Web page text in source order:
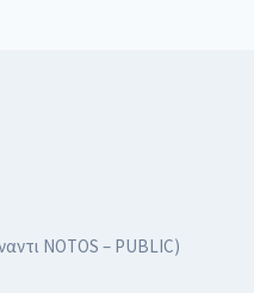
NOTOS – PUBLIC)